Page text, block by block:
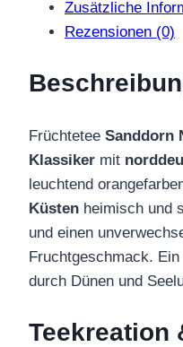
Zusätzliche
Rezensionen (0)
Früchtetee Sanddorn
Klassiker mit
leuchtend
Küsten heimisch und
und einen
Fruchtgeschmack. Ein
durch Dünen und
Teekreation